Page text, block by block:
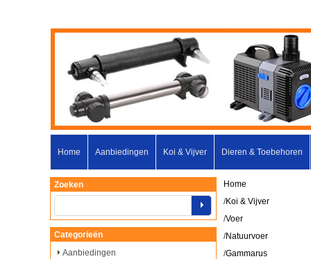
Home Aanbiedingen Koi & Vijver Dieren & Toebehoren
Zoeken
Categorieën
Aanbiedingen
Home
/Koi & Vijver
/Voer
/Natuurvoer
/Gammarus